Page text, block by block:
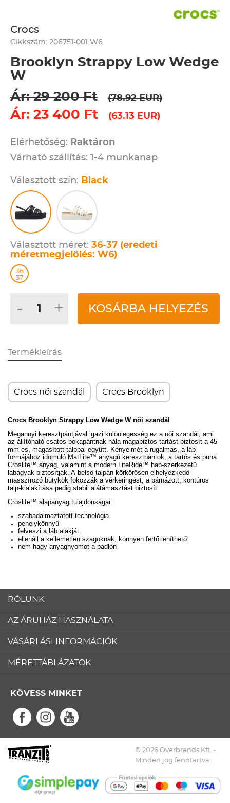
Crocs
Cikkszám: 206751-001 W6
Brooklyn Strappy Low Wedge
W
Ár: 29 200 Ft
(78.92 EUR)
Ár: 23 400 Ft (63.13 EUR)
Elérhetőség: Raktáron
Várható szállítás: 1-4 munkanap
Választott szín: Black
Választott méret: 36-37 (eredeti
méretmegjelölés: W6)
36
37
- + KOSÁRBA HELYEZÉS
Termékleírás
Crocs női szandál Crocs Brooklyn
Crocs Brooklyn Strappy Low Wedge W női szandál
Megannyi keresztpántjával igazi különlegesség ez a női szandál, ami
az állítóható csatos bokapántnak hálamagabiztos tartást biztosít a 45
mm-es, magasított talppal együtt. Kényelmét arugalmas, a láb
formájához idomuló MatLite™ anyagú keresztpántok, a tartós és puha
Croslite™ anyag, valamint a modern LiteRide™ hab-szerkezetű
lábágyak biztosítják. A belső talpán körkörösen elhelyezkedő
masszírozó bütykök fokozzák a vérkeringést, a párnázott, kontúros
talp-kialakítása pedig stabil alátámasztást biztosít.
Croslite™ alapanyag tulajdonságai:
szabadalmaztatott technológia
pehelykönnyű
felveszi a láb alakját
ellenáll a kellemetlen szagoknak, könnyen fertőtleníthető
nem hagy anyagnyomot a padlón
RÓLUNK
AZ ÁRUHÁZ HASZNÁLATA
VÁSÁRLÁSI INFORMÁCIÓK
MÉRETTÁBLÁZATOK
KÖVESS MINKET
© 2026 Overbrands Kft. -
Minden jog fenntartva!